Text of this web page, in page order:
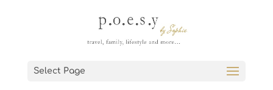
Select Page